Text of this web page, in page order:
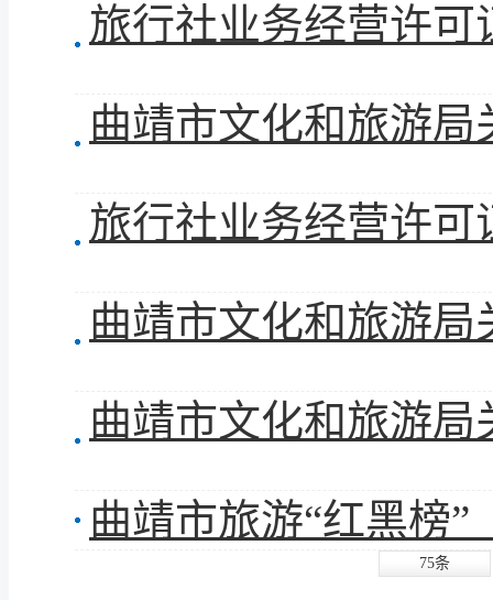
旅行社业务经营许可
旅行社业务经营许可
曲靖市旅游“红黑榜”
75条